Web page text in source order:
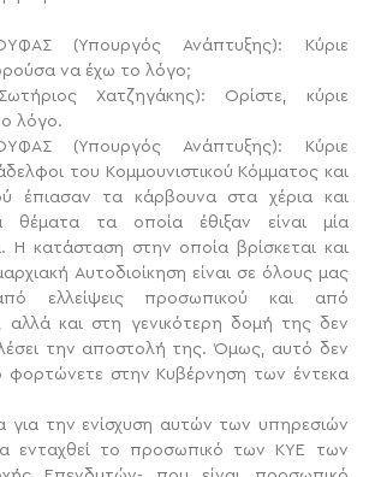
(Υπουργός Ανάπτυξης): Κύριε
να έχω το λόγο;
Χατζηγάκης): Ορίστε, κύριε
λόγο.
(Υπουργός Ανάπτυξης): Κύριε
του Κομμουνιστικού Κόμματος και
έπιασαν τα κάρβουνα στα χέρια και
τα οποία έθιξαν είναι μία
Η κατάσταση στην οποία βρίσκεται και
Αυτοδιοίκηση είναι σε όλους μας
ελλείψεις προσωπικού και από
αλλά και στη γενικότερη δομή της δεν
την αποστολή της. Όμως, αυτό δεν
φορτώνετε στην Κυβέρνηση των έντεκα
την ενίσχυση αυτών των υπηρεσιών
ενταχθεί το προσωπικό των ΚΥΕ των